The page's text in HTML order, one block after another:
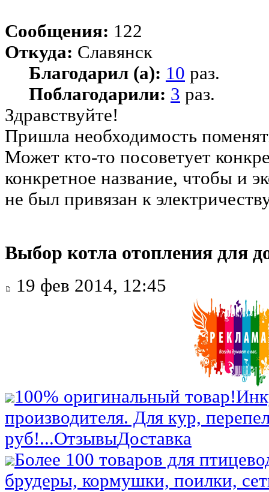
Сообщения: 122
Откуда: Славянск
Благодарил (а): 10 раз.
Поблагодарили: 3 раз.
Здравствуйте!
Пришла необходимость
Может кто-то посоветует
конкретное название, чтобы и
не был привязан к
Выбор котла отопления для
19 фев 2014, 12:45
100% оригинальный товар!
производителя. Для кур,
руб!...ОтзывыДоставка
Более 100 товаров для
брудеры, кормушки, поилки,